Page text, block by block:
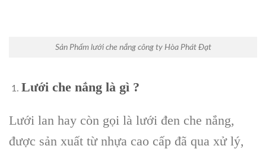
Sản Phẩm lưới che nắng công ty Hòa Phát Đạt
Lưới che nắng là gì ?
Lưới lan hay còn gọi là lưới đen che nắng,
được sản xuất từ nhựa cao cấp đã qua xử lý,